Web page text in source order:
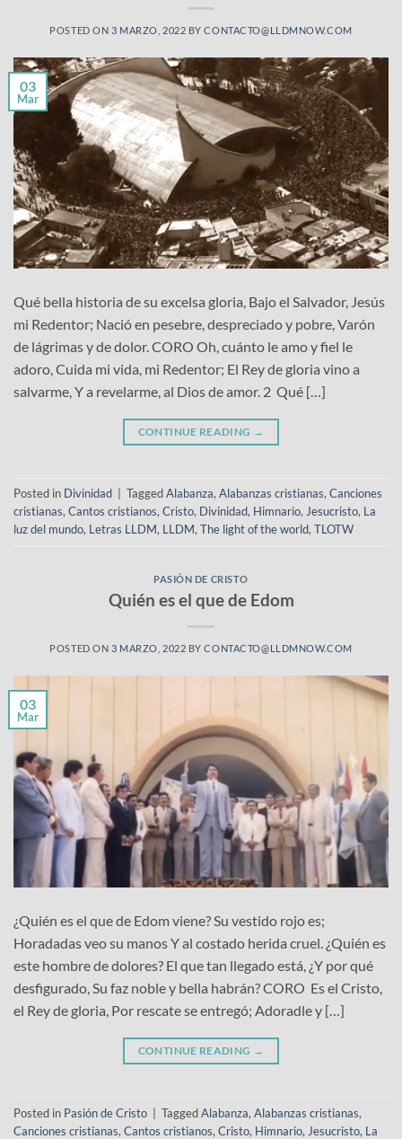
POSTED ON 3 MARZO, 2022 BYCONTACTO@LLDMNOW.COM
03
Mar
Qué bella historia de su excelsa gloria, Bajo el Salvador, Jesús
mi Redentor; Nació en pesebre, despreciado y pobre, Varón
de lágrimas y de dolor. CORO Oh, cuánto le amo y fiel le
adoro, Cuida mi vida, mi Redentor; El Rey de gloria vino a
salvarme, Y a revelarme, al Dios de amor. 2 Qué […]
CONTINUE READING →
Posted in Divinidad TaggedAlabanza, Alabanzas cristianas, Canciones
cristianas, Cantos cristianos, Cristo, Divinidad, Himnario, Jesucristo, La
luz del mundo, Letras LLDM, LLDM, The light of the world, TLOTW
PASIÓN DE CRISTO
Quién es el que de Edom
POSTED ON 3 MARZO, 2022 BYCONTACTO@LLDMNOW.COM
03
Mar
¿Quién es el que de Edom viene? Su vestido rojo es;
Horadadas veo su manos Y al costado herida cruel. ¿Quién es
este hombre de dolores? El que tan llegado está, ¿Y por qué
desfigurado, Su faz noble y bella habrán? CORO Es el Cristo,
el Rey de gloria, Por rescate se entregó; Adoradle y […]
CONTINUE READING →
Posted in Pasión de Cristo TaggedAlabanza, Alabanzas cristianas,
Canciones cristianas, Cantos cristianos, Cristo, Himnario, Jesucristo, La